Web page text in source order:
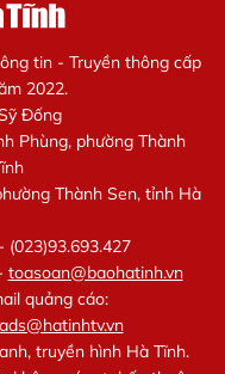
tin - Truyền thông cấp
2022.
Đống
Phùng, phường Thành
Thành Sen, tỉnh Hà
(023)93.693.427
toasoan@baohatinh.vn
quảng cáo:
ads@hatinhtv.vn
truyền hình Hà Tĩnh.